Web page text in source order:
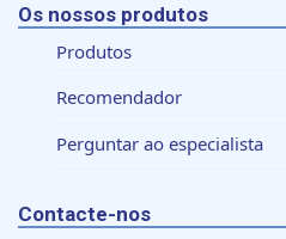
Os nossos produtos
Produtos
Recomendador
Perguntar ao especialista
Contacte-nos